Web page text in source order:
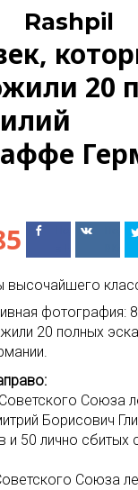
Rashpil
20
Поделиться
высочайшего
фотография:
20 полных
Союза
Борисович
и 50 лично сбитых
Союза